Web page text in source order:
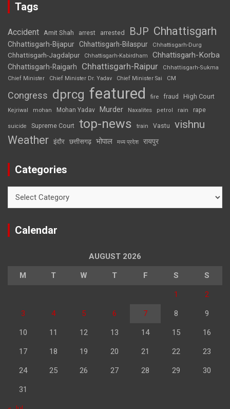
Tags
Accident Amit Shah arrest arrested BJP Chhattisgarh
Chhattisgarh-Bijapur Chhattisgarh-Bilaspur Chhattisgarh-Durg
Chhattisgarh-Jagdalpur Chhattisgarh-Kabirdham Chhattisgarh-Korba
Chhattisgarh-Raigarh Chhattisgarh-Raipur
Chhattisgarh-Sukma
Chief Minister
Chief Minister Dr. Yadav Chief Minister Sai CM
Congress dprcg featured fire fraud High Court
Kejriwal mohan Mohan Yadav Murder Naxalites petrol rain rape
suicide Supreme Court top-news train Vastu vishnu
Weather इंदौर छत्तीसगढ़ भोपाल मध्य प्रदेश रायपुर
Categories
Calendar
AUGUST 2026
M T W T F S S
1 2
3 4 5 6 7 8 9
10 11 12 13 14 15 16
17 18 19 20 21 22 23
24 25 26 27 28 29 30
31